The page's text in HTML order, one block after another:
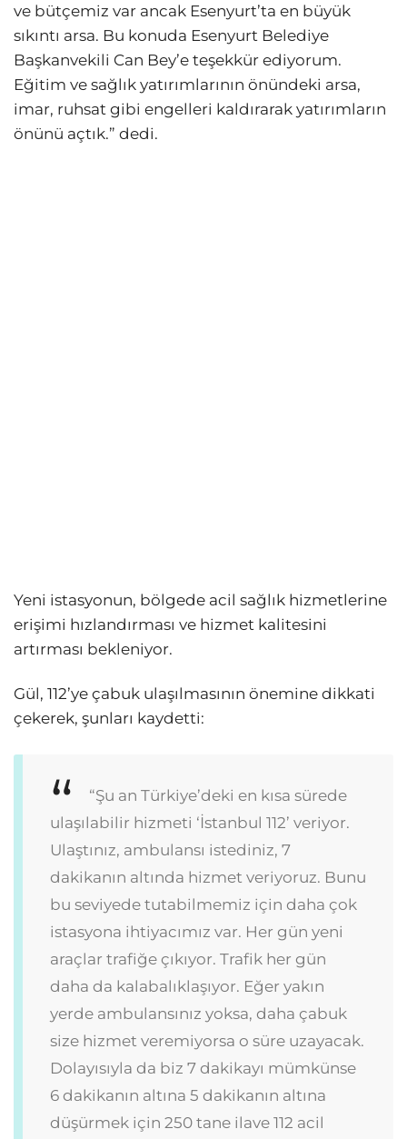
ve bütçemiz var ancak Esenyurt’ta en büyük
sıkıntı arsa. Bu konuda Esenyurt Belediye
Başkanvekili Can Bey’e teşekkür ediyorum.
Eğitim ve sağlık yatırımlarının önündeki arsa,
imar, ruhsat gibi engelleri kaldırarak yatırımların
önünü açtık.” dedi.
Yeni istasyonun, bölgede acil sağlık hizmetlerine
erişimi hızlandırması ve hizmet kalitesini
artırması bekleniyor.
Gül, 112’ye çabuk ulaşılmasının önemine dikkati
çekerek, şunları kaydetti:
“Şu an Türkiye’deki en kısa sürede
ulaşılabilir hizmeti ‘İstanbul 112’ veriyor.
Ulaştınız, ambulansı istediniz, 7
dakikanın altında hizmet veriyoruz. Bunu
bu seviyede tutabilmemiz için daha çok
istasyona ihtiyacımız var. Her gün yeni
araçlar trafiğe çıkıyor. Trafik her gün
daha da kalabalıklaşıyor. Eğer yakın
yerde ambulansınız yoksa, daha çabuk
size hizmet veremiyorsa o süre uzayacak.
Dolayısıyla da biz 7 dakikayı mümkünse
6 dakikanın altına 5 dakikanın altına
düşürmek için 250 tane ilave 112 acil